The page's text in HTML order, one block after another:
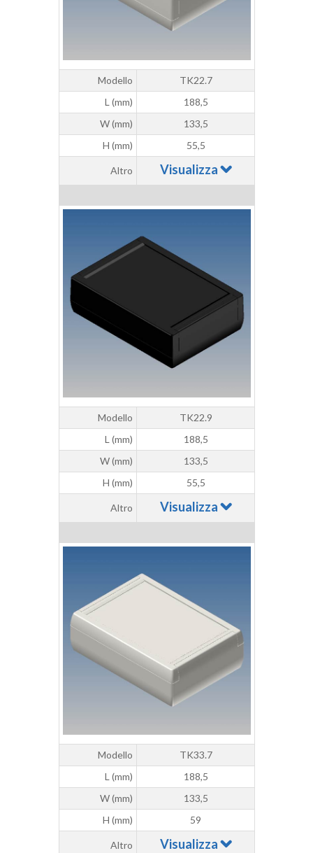
Modello
TK22.7
L (mm)
188,5
W (mm)
133,5
H (mm)
55,5
Altro Visualizza
Modello
TK22.9
L (mm)
188,5
W (mm)
133,5
H (mm)
55,5
Altro Visualizza
Modello
TK33.7
L (mm)
188,5
W (mm)
133,5
H (mm)
59
Altro Visualizza